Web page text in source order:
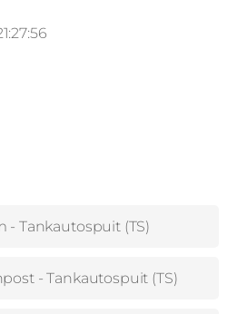
- Tankautospuit (TS)
- Tankautospuit (TS)